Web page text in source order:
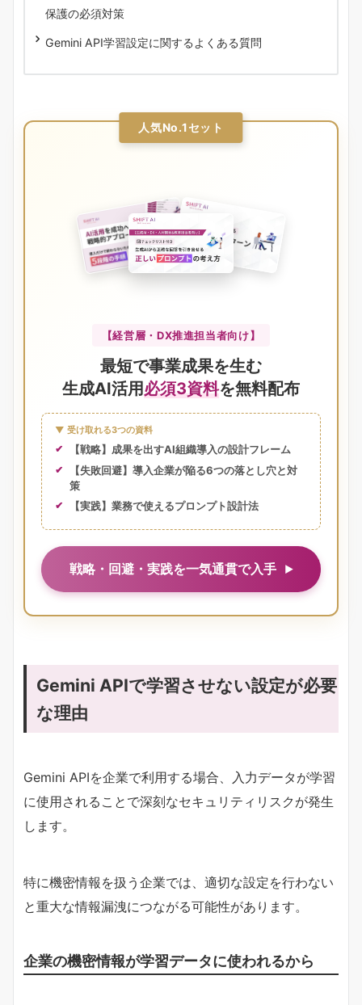
保護の必須対策
Gemini API学習設定に関するよくある質問
人気No.1セット
【経営層・DX推進担当者向け】
最短で事業成果を生む
生成AI活用必須3資料を無料配布
▼ 受け取れる3つの資料
【戦略】成果を出すAI組織導入の設計フレーム
【失敗回避】導入企業が陥る6つの落とし穴と対
策
【実践】業務で使えるプロンプト設計法
戦略・回避・実践を一気通貫で入手
Gemini APIで学習させない設定が必要
な理由
Gemini APIを企業で利用する場合、入力データが学習
に使用されることで深刻なセキュリティリスクが発生
します。
特に機密情報を扱う企業では、適切な設定を行わない
と重大な情報漏洩につながる可能性があります。
企業の機密情報が学習データに使われるから